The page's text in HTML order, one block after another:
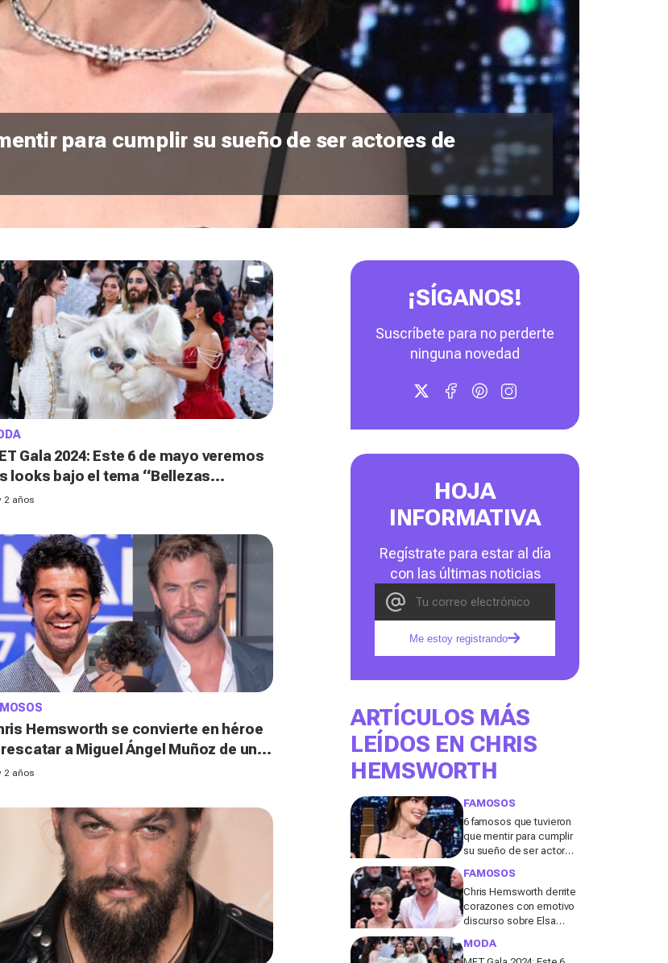
para cumplir su sueño de ser actores de
Gala 2024: Este 6 de mayo veremos
looks bajo el tema “Bellezas
el despertar de la moda”
2 años
Hemsworth se convierte en héroe
a Miguel Ángel Muñoz de una
en Australia
2 años
¡SÍGANOS!
Suscríbete para no perderte
ninguna novedad
HOJA
INFORMATIVA
Regístrate para estar al día
con las últimas noticias
Me estoy registrando
ARTÍCULOS MÁS
LEÍDOS EN CHRIS
HEMSWORTH
FAMOSOS
6 famosos que tuvieron
que mentir para cumplir
su sueño de ser actores
FAMOSOS
Chris Hemsworth derrite
corazones con emotivo
discurso sobre Elsa
especial sin ti"
MODA